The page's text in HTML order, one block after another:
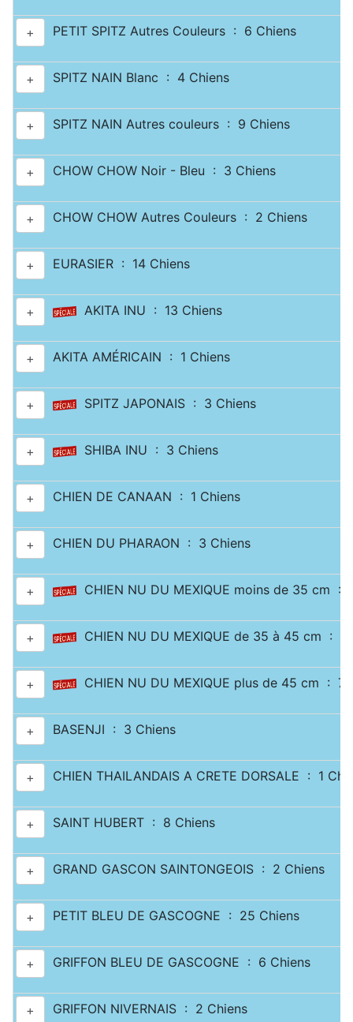
+ PETIT SPITZ Autres Couleurs : 6 Chiens
+ SPITZ NAIN Blanc : 4 Chiens
+ SPITZ NAIN Autres couleurs : 9 Chiens
+ CHOW CHOW Noir - Bleu : 3 Chiens
+ CHOW CHOW Autres Couleurs : 2 Chiens
+ EURASIER : 14 Chiens
+ AKITA INU : 13 Chiens
+ AKITA AMÉRICAIN : 1 Chiens
+ SPITZ JAPONAIS : 3 Chiens
+ SHIBA INU : 3 Chiens
+ CHIEN DE CANAAN : 1 Chiens
+ CHIEN DU PHARAON : 3 Chiens
+ CHIEN NU DU MEXIQUE moins de 35 cm :
+ CHIEN NU DU MEXIQUE de 35 à 45 cm : 1
+ CHIEN NU DU MEXIQUE plus de 45 cm : 7
+ BASENJI : 3 Chiens
+ CHIEN THAILANDAIS A CRETE DORSALE : 1
+ SAINT HUBERT : 8 Chiens
+ GRAND GASCON SAINTONGEOIS : 2 Chiens
+ PETIT BLEU DE GASCOGNE : 25 Chiens
+ GRIFFON BLEU DE GASCOGNE : 6 Chiens
+ GRIFFON NIVERNAIS : 2 Chiens